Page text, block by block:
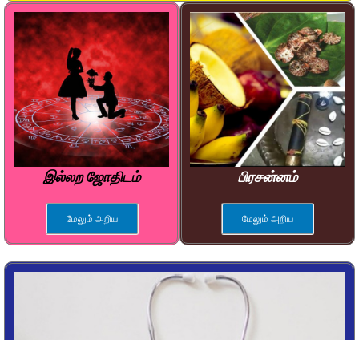
இல்லற ஜோதிடம்
மேலும் அறிய
பிரசன்னம்
மேலும் அறிய